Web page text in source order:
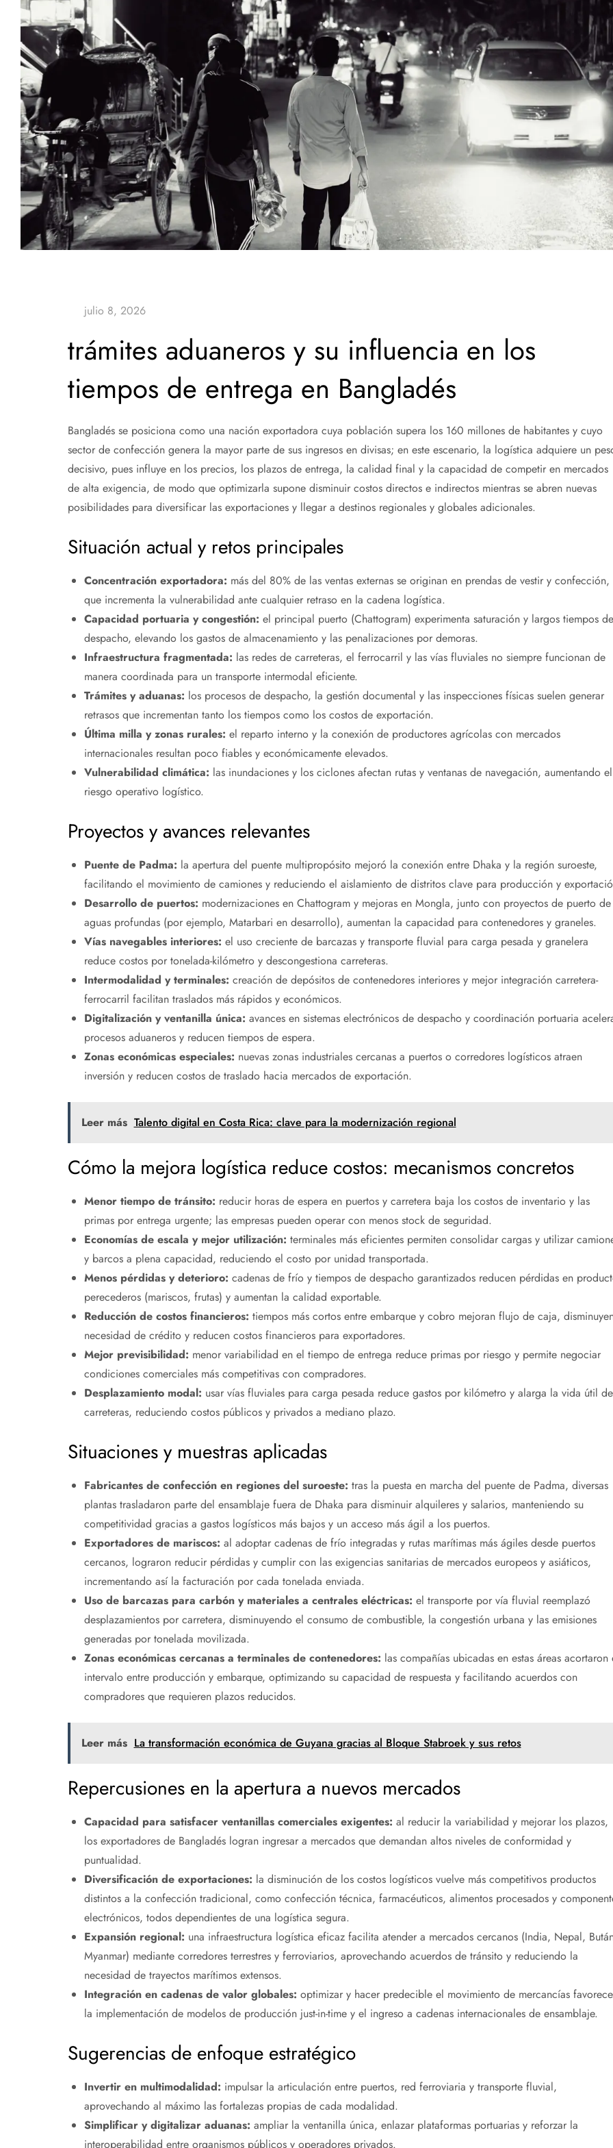
trámites aduaneros y su influencia en los
tiempos de entrega en Bangladés
Bangladés se posiciona como una nación exportadora cuya población supera los 160 millones de habitantes y cuyo
sector de confección genera la mayor parte de sus ingresos en divisas; en este escenario, la logística adquiere un
decisivo, pues influye en los precios, los plazos de entrega, la calidad final y la capacidad de competir en mercados
de alta exigencia, de modo que optimizarla supone disminuir costos directos e indirectos mientras se abren nuevas
posibilidades para diversificar las exportaciones y llegar a destinos regionales y globales adicionales.
Situación actual y retos principales
Concentración exportadora: más del 80% de las ventas externas se originan en prendas de vestir y
que incrementa la vulnerabilidad ante cualquier retraso en la cadena logística.
Capacidad portuaria y congestión: el principal puerto (Chattogram) experimenta saturación y largos tiempos de
despacho, elevando los gastos de almacenamiento y las penalizaciones por demoras.
Infraestructura fragmentada: las redes de carreteras, el ferrocarril y las vías fluviales no siempre funcionan de
manera coordinada para un transporte intermodal eficiente.
Trámites y aduanas: los procesos de despacho, la gestión documental y las inspecciones físicas suelen generar
retrasos que incrementan tanto los tiempos como los costos de exportación.
Última milla y zonas rurales: el reparto interno y la conexión de productores agrícolas con mercados
internacionales resultan poco fiables y económicamente elevados.
Vulnerabilidad climática: las inundaciones y los ciclones afectan rutas y ventanas de navegación, aumentando el
riesgo operativo logístico.
Proyectos y avances relevantes
Puente de Padma: la apertura del puente multipropósito mejoró la conexión entre Dhaka y la región suroeste,
facilitando el movimiento de camiones y reduciendo el aislamiento de distritos clave para producción y
Desarrollo de puertos: modernizaciones en Chattogram y mejoras en Mongla, junto con proyectos de puerto de
aguas profundas (por ejemplo, Matarbari en desarrollo), aumentan la capacidad para contenedores y graneles.
Vías navegables interiores: el uso creciente de barcazas y transporte fluvial para carga pesada y granelera
reduce costos por tonelada-kilómetro y descongestiona carreteras.
Intermodalidad y terminales: creación de depósitos de contenedores interiores y mejor integración carretera-
ferrocarril facilitan traslados más rápidos y económicos.
Digitalización y ventanilla única: avances en sistemas electrónicos de despacho y coordinación portuaria
procesos aduaneros y reducen tiempos de espera.
Zonas económicas especiales: nuevas zonas industriales cercanas a puertos o corredores logísticos atraen
inversión y reducen costos de traslado hacia mercados de exportación.
Leer más Talento digital en Costa Rica: clave para la modernización regional
Cómo la mejora logística reduce costos: mecanismos concretos
Menor tiempo de tránsito: reducir horas de espera en puertos y carretera baja los costos de inventario y las
primas por entrega urgente; las empresas pueden operar con menos stock de seguridad.
Economías de escala y mejor utilización: terminales más eficientes permiten consolidar cargas y utilizar
y barcos a plena capacidad, reduciendo el costo por unidad transportada.
Menos pérdidas y deterioro: cadenas de frío y tiempos de despacho garantizados reducen pérdidas en
perecederos (mariscos, frutas) y aumentan la calidad exportable.
Reducción de costos financieros: tiempos más cortos entre embarque y cobro mejoran flujo de caja,
necesidad de crédito y reducen costos financieros para exportadores.
Mejor previsibilidad: menor variabilidad en el tiempo de entrega reduce primas por riesgo y permite negociar
condiciones comerciales más competitivas con compradores.
Desplazamiento modal: usar vías fluviales para carga pesada reduce gastos por kilómetro y alarga la vida útil de
carreteras, reduciendo costos públicos y privados a mediano plazo.
Situaciones y muestras aplicadas
Fabricantes de confección en regiones del suroeste: tras la puesta en marcha del puente de Padma, diversas
plantas trasladaron parte del ensamblaje fuera de Dhaka para disminuir alquileres y salarios, manteniendo su
competitividad gracias a gastos logísticos más bajos y un acceso más ágil a los puertos.
Exportadores de mariscos: al adoptar cadenas de frío integradas y rutas marítimas más ágiles desde puertos
cercanos, lograron reducir pérdidas y cumplir con las exigencias sanitarias de mercados europeos y asiáticos,
incrementando así la facturación por cada tonelada enviada.
Uso de barcazas para carbón y materiales a centrales eléctricas: el transporte por vía fluvial reemplazó
desplazamientos por carretera, disminuyendo el consumo de combustible, la congestión urbana y las emisiones
generadas por tonelada movilizada.
Zonas económicas cercanas a terminales de contenedores: las compañías ubicadas en estas áreas acortaron
intervalo entre producción y embarque, optimizando su capacidad de respuesta y facilitando acuerdos con
compradores que requieren plazos reducidos.
Leer más La transformación económica de Guyana gracias al Bloque Stabroek y sus retos
Repercusiones en la apertura a nuevos mercados
Capacidad para satisfacer ventanillas comerciales exigentes: al reducir la variabilidad y mejorar los plazos,
los exportadores de Bangladés logran ingresar a mercados que demandan altos niveles de conformidad y
puntualidad.
Diversificación de exportaciones: la disminución de los costos logísticos vuelve más competitivos productos
distintos a la confección tradicional, como confección técnica, farmacéuticos, alimentos procesados y
electrónicos, todos dependientes de una logística segura.
Expansión regional: una infraestructura logística eficaz facilita atender a mercados cercanos (India, Nepal,
Myanmar) mediante corredores terrestres y ferroviarios, aprovechando acuerdos de tránsito y reduciendo la
necesidad de trayectos marítimos extensos.
Integración en cadenas de valor globales: optimizar y hacer predecible el movimiento de mercancías favorece
la implementación de modelos de producción just-in-time y el ingreso a cadenas internacionales de ensamblaje.
Sugerencias de enfoque estratégico
Invertir en multimodalidad: impulsar la articulación entre puertos, red ferroviaria y transporte fluvial,
aprovechando al máximo las fortalezas propias de cada modalidad.
Simplificar y digitalizar aduanas: ampliar la ventanilla única, enlazar plataformas portuarias y reforzar la
interoperabilidad entre organismos públicos y operadores privados.